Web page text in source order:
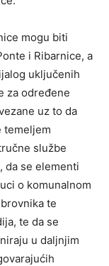
mogu biti
i Ribarnice, a
uključenih
za određene
uz to da
temeljem
službe
da se elementi
o komunalnom
te
te da se
u daljnjim